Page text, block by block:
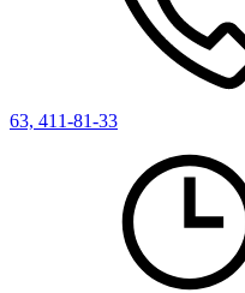
63, 411-81-33